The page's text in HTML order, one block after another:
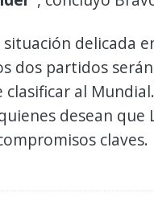
delicada
dos partidos serán
al Mundial.
desean que
claves.